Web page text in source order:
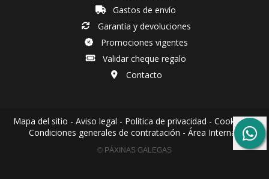
Gastos de envío
Garantía y devoluciones
Promociones vigentes
Validar cheque regalo
Contacto
Mapa del sitio - Aviso legal - Política de privacidad - Cookies-
Condiciones generales de contratación - Área Interna
© PÁXINAS GALEGAS